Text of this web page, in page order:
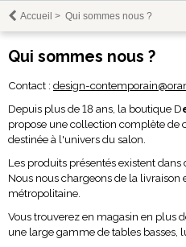
Accueil > Qui sommes nous ?
Qui sommes nous ?
Contact : design-
Depuis plus de 18 ans, la boutique D
propose une collection complète de
destinée à l'univers du salon.
Les produits présentés existent dans
Nous nous chargeons de la
métropolitaine.
Vous trouverez en magasin en plus
une large gamme de tables basses,